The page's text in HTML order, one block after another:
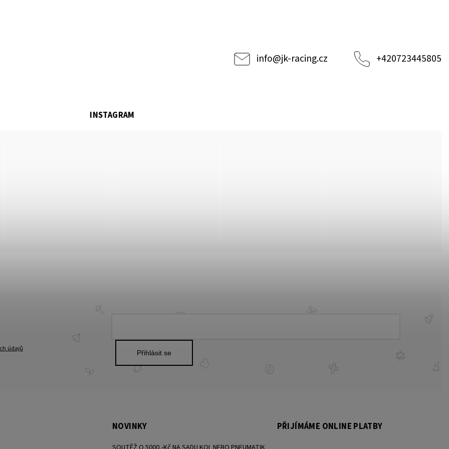
info@jk-racing.cz +420723445805
INSTAGRAM
NOVINKY PŘIJÍMÁME ONLINE PLATBY
údajů
Přihlásit se